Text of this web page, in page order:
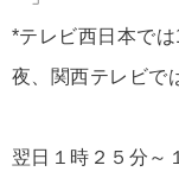
*テレビ西日本で
夜、関西テレビで
翌日１時２５分～